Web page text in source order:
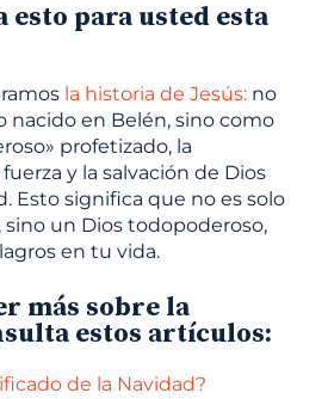
esto para usted esta
la historia de Jesús: no
nacido en Belén, sino como
profetizado, la
y ​​la salvación de Dios
Esto significa que no es solo
un Dios todopoderoso,
en tu vida.
más sobre la
estos artículos:
de la Navidad?